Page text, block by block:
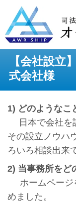
【会社設
式会社様
1) どのようなこ
日本で会社を
その設立ノウハ
ろいろ相談出来
2) 当事務所をど
ホームページ
めました。